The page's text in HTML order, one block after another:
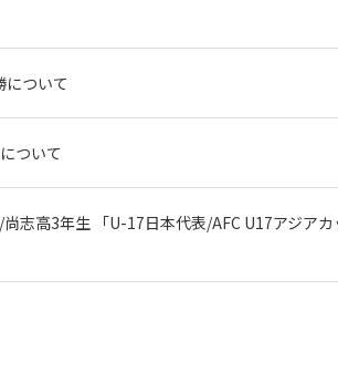
について
ついて
志高3年生 「U-17日本代表/AFC U17アジア